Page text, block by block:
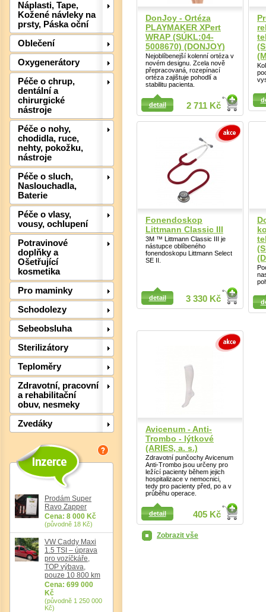
Náplasti, Tape,
Kožené návleky na
prsty, Páska oční
Oblečení
Oxygenerátory
Péče o chrup,
dentální a
chirurgické
nástroje
Péče o nohy,
chodidla, ruce,
nehty, pokožku,
nástroje
Péče o sluch,
Naslouchadla,
Baterie
Péče o vlasy,
vousy, ochlupení
Potravinové
doplňky a
Ošetřující
kosmetika
Pro maminky
Schodolezy
Sebeobsluha
Sterilizátory
Teploměry
Zdravotní, pracovní
a rehabilitační
obuv, nesmeky
Zvedáky
Prodám Super
Ravo Zapper
Cena: 8 000 Kč
(původně 18 Kč)
VW Caddy Maxi
1.5 TSI – úprava
pro vozíčkáře,
TOP výbava,
pouze 10 800 km
Cena: 699 000
Kč
(původně 1 250 000
Kč)
DonJoy - Ortéza
PLAYMAKER XPert
WRAP (SÚKL:04-
5008670) (DONJOY)
Nejoblíbenejší kolenní ortéza v
novém designu. Zcela nově
přepracovaná, rozepínací
ortéza zajištuje pohodlí a
stabilitu pacienta.
2 711 Kč
detail
Detail
Detail
Fonendoskop
Littmann Classic III
3M ™ Littmann Classic III je
nástupce oblíbeného
fonendoskopu Littmann Select
SE II.
3 330 Kč
detail
Detail
Detail
Avicenum - Anti-
Trombo - lýtkové
(ARIES, a. s.)
Zdravotní punčochy Avicenum
Anti-Trombo jsou určeny pro
ležící pacienty během jejich
hospitalizace v nemocnici,
tedy pro pacienty před, po a v
průběhu operace.
405 Kč
detail
Zobrazit vše